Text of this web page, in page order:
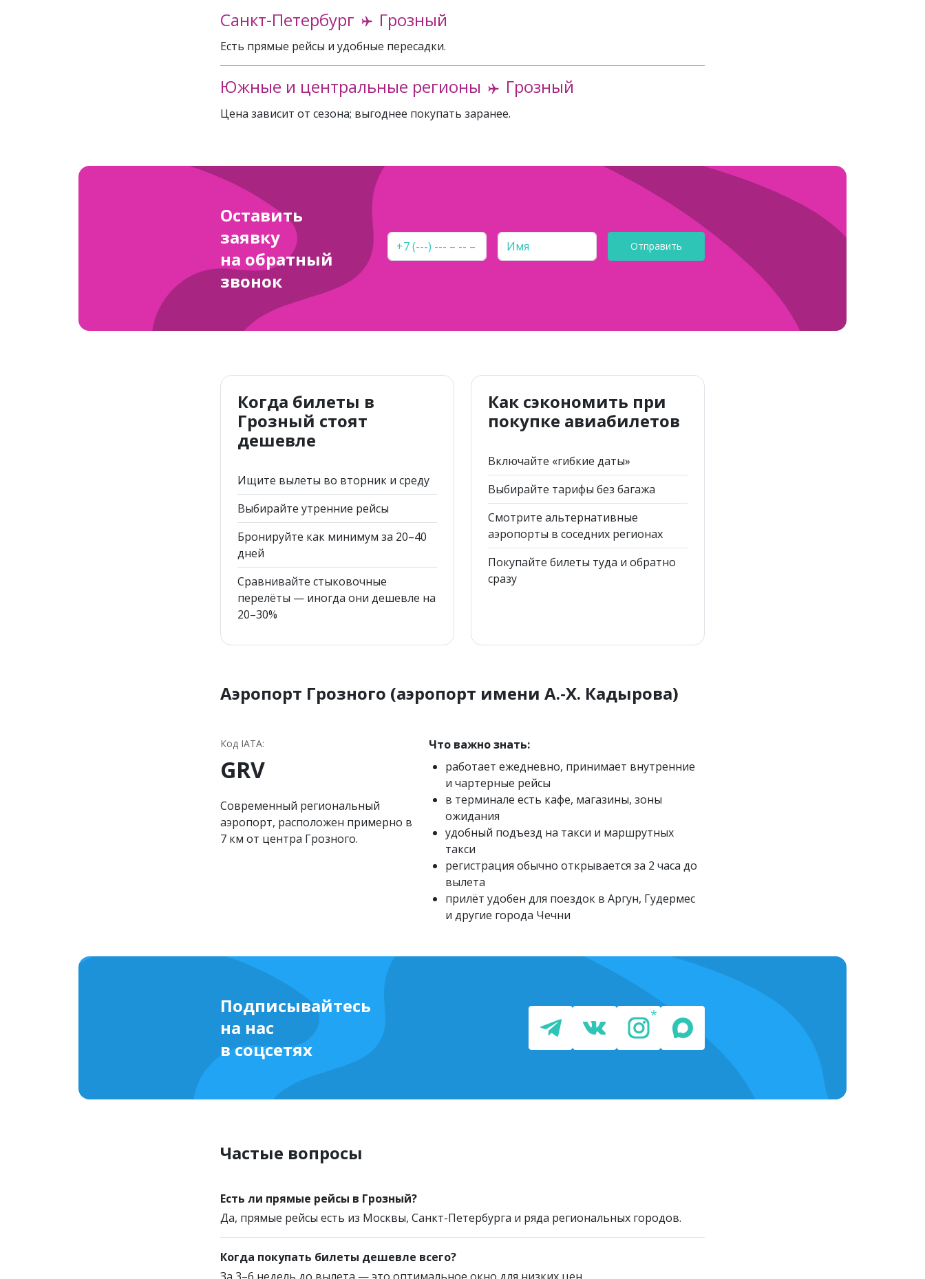
Санкт-Петербург Грозный
Есть прямые рейсы и удобные пересадки.
Южные и центральные регионы Грозный
Цена зависит от сезона; выгоднее покупать заранее.
Оставить
заявку
на обратный
звонок
Когда билеты в
Грозный стоят
дешевле
Ищите вылеты во вторник и среду
Выбирайте утренние рейсы
Бронируйте как минимум за 20–40
дней
Сравнивайте стыковочные
перелёты — иногда они дешевле на
20–30%
Как сэкономить при
покупке авиабилетов
Включайте «гибкие даты»
Выбирайте тарифы без багажа
Смотрите альтернативные
аэропорты в соседних регионах
Покупайте билеты туда и обратно
сразу
Аэропорт Грозного (аэропорт имени А.-Х. Кадырова)
Код IATA:
GRV
Современный региональный
аэропорт, расположен примерно в
7 км от центра Грозного.
Что важно знать:
работает ежедневно, принимает внутренние
и чартерные рейсы
в терминале есть кафе, магазины, зоны
ожидания
удобный подъезд на такси и маршрутных
такси
регистрация обычно открывается за 2 часа до
вылета
прилёт удобен для поездок в Аргун, Гудермес
и другие города Чечни
Подписывайтесь
на нас
в соцсетях
Частые вопросы
Есть ли прямые рейсы в Грозный?
Да, прямые рейсы есть из Москвы, Санкт-Петербурга и ряда региональных городов.
Когда покупать билеты дешевле всего?